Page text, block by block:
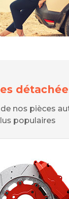
nos pièces
populaires